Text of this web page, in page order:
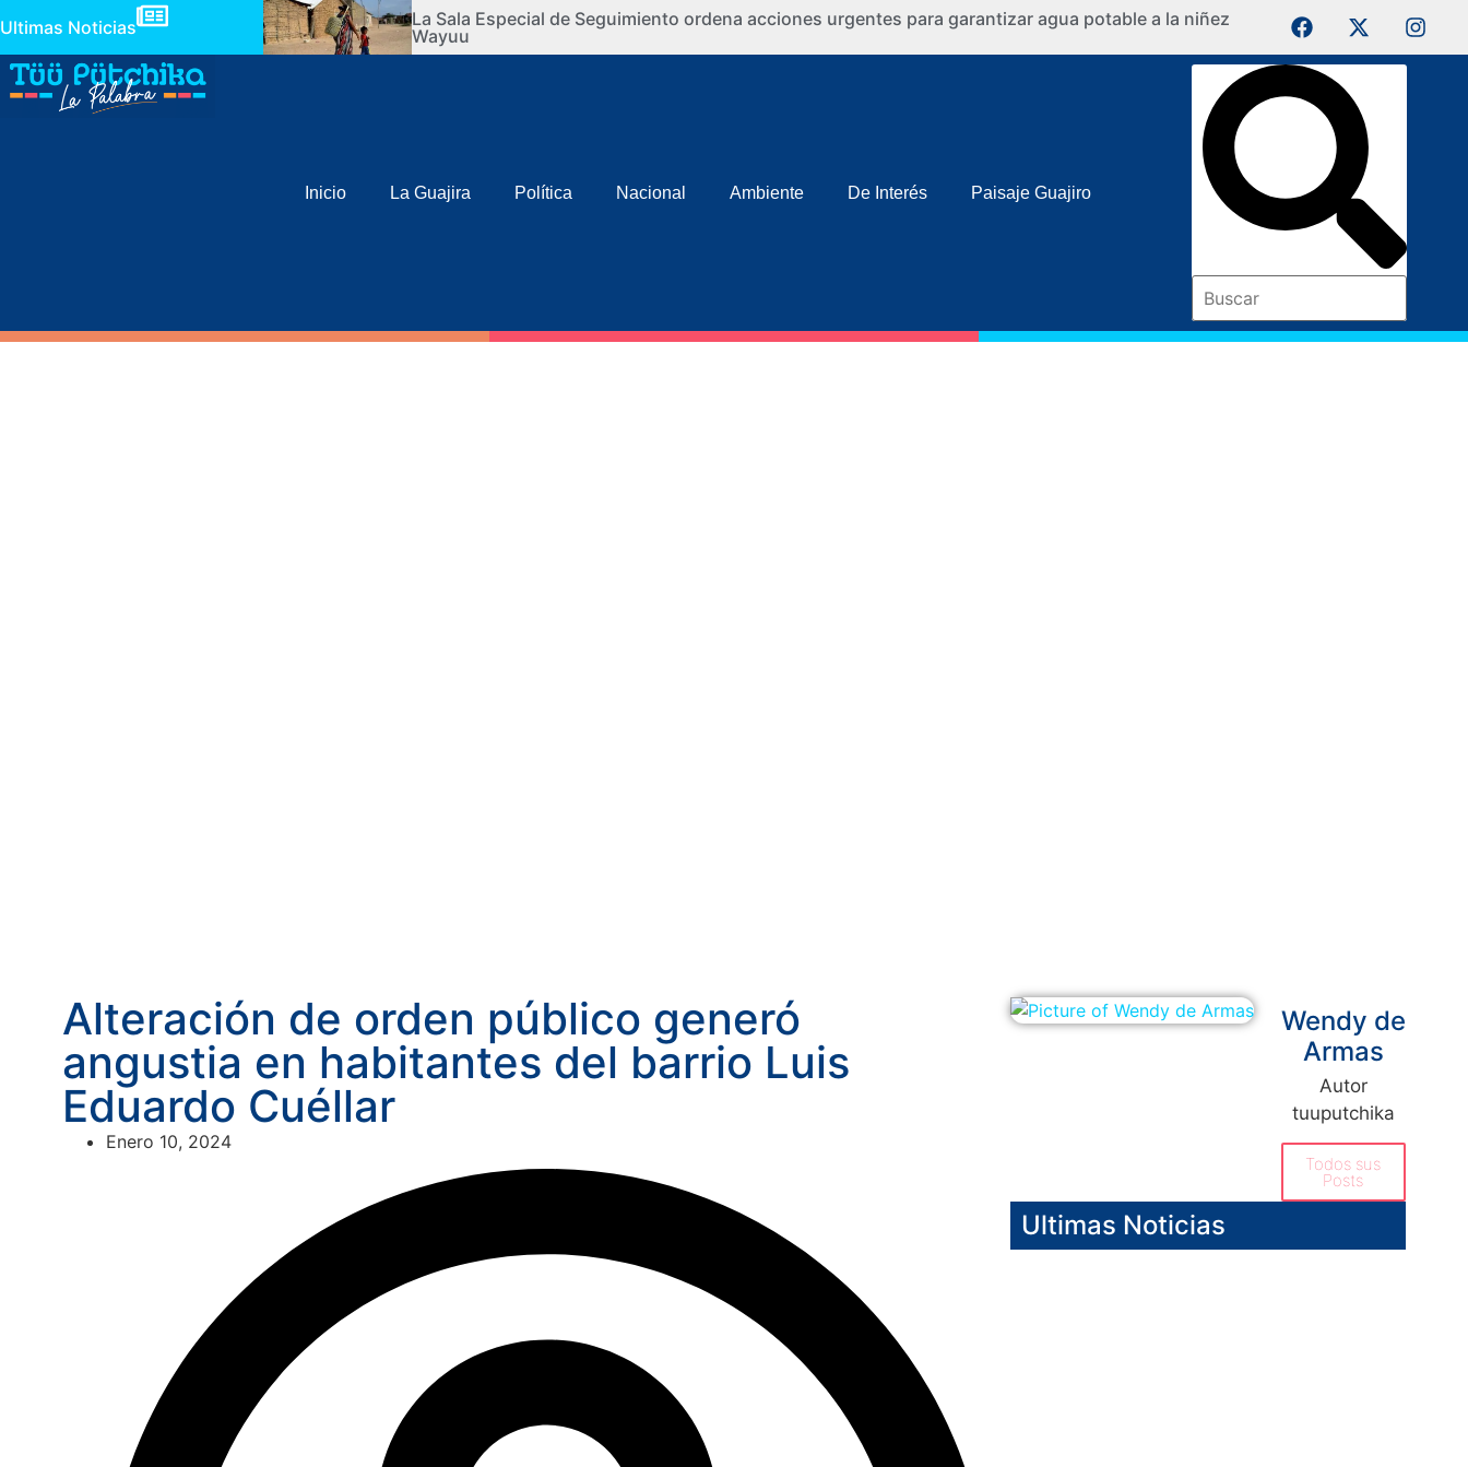
Ultimas Noticias
La Sala Especial de Seguimiento ordena acciones urgentes para garantizar agua potable a la niñez
Wayuu
La
Inicio La Guajira Política Nacional Ambiente De Interés Paisaje Guajiro
Alteración de orden público generó
angustia en habitantes del barrio Luis
Eduardo Cuéllar
Enero 10, 2024
Wendy de
Armas
Autor
tuuputchika
Todos sus
Posts
Ultimas Noticias